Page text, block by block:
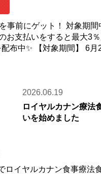
ト！ 対象期間中PayPayで
お支払いをすると最大3
6月22日(月)～7
2026.06.19
ロイヤルカナン療法
いを始めました
ロイヤルカナン食事療法